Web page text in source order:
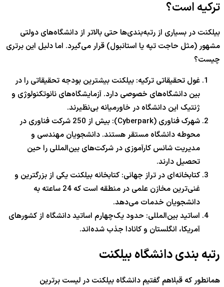
ترکیه است؟
بیلکنت در بسیاری از رتبه‌بندی‌ها حتی بالاتر از دانشگاه‌های دولتی
مشهور (مثل حاجت تپه یا استانبول) قرار می‌گیرد. اما دلیل این برتری
چیست؟
غول تحقیقاتی ترکیه: بیلکنت بیشترین بودجه تحقیقاتی را در
بین دانشگاه‌های خصوصی دارد. آزمایشگاه‌های نانوتکنولوژی و
ژنتیک این دانشگاه در خاورمیانه بی‌نظیرند.
شهرک فناوری (Cyberpark): بیش از 250 شرکت فناوری در
محوطه دانشگاه مستقر هستند. دانشجویان مهندسی و
مدیریت شانس کارآموزی در شرکت‌های بین‌المللی را حین
تحصیل دارند.
کتابخانه‌ای در تراز جهانی: کتابخانه بیلکنت یکی از بزرگترین و
غنی‌ترین مخازن علمی در منطقه است که 24 ساعته به
دانشجویان خدمات می‌دهد.
اساتید بین‌المللی: حدود یک‌چهارم اساتید دانشگاه از کشورهای
آمریکا، انگلستان و کانادا جذب شده‌اند.
رتبه بندی دانشگاه بیلکنت
همانطور که قبلاهم گفتیم دانشگاه بیلکنت در لیست برترین